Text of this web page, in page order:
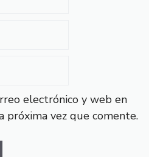
electrónico y web en
próxima vez que comente.